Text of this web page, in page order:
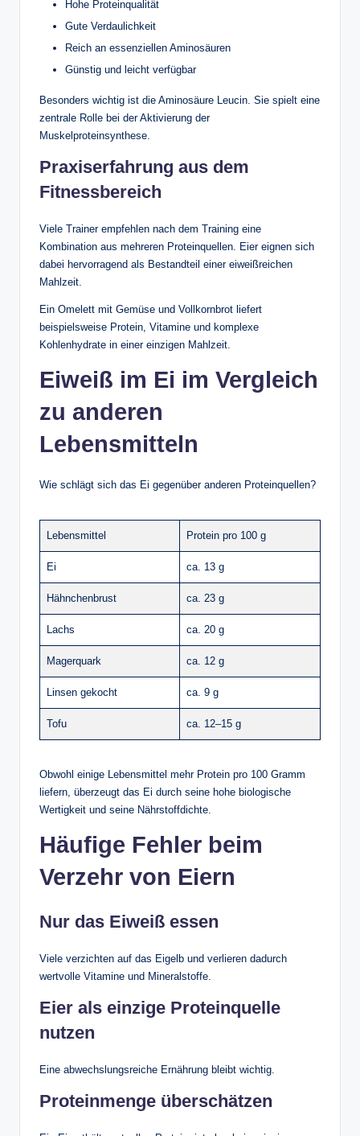
Hohe Proteinqualität
Gute Verdaulichkeit
Reich an essenziellen Aminosäuren
Günstig und leicht verfügbar
Besonders wichtig ist die Aminosäure Leucin. Sie spielt eine
zentrale Rolle bei der Aktivierung der
Muskelproteinsynthese.
Praxiserfahrung aus dem
Fitnessbereich
Viele Trainer empfehlen nach dem Training eine
Kombination aus mehreren Proteinquellen. Eier eignen sich
dabei hervorragend als Bestandteil einer eiweißreichen
Mahlzeit.
Ein Omelett mit Gemüse und Vollkornbrot liefert
beispielsweise Protein, Vitamine und komplexe
Kohlenhydrate in einer einzigen Mahlzeit.
Eiweiß im Ei im Vergleich
zu anderen
Lebensmitteln
Wie schlägt sich das Ei gegenüber anderen Proteinquellen?
Lebensmittel Protein pro 100 g
Ei ca. 13 g
Hähnchenbrust ca. 23 g
Lachs ca. 20 g
Magerquark ca. 12 g
Linsen gekocht ca. 9 g
Tofu ca. 12–15 g
Obwohl einige Lebensmittel mehr Protein pro 100 Gramm
liefern, überzeugt das Ei durch seine hohe biologische
Wertigkeit und seine Nährstoffdichte.
Häufige Fehler beim
Verzehr von Eiern
Nur das Eiweiß essen
Viele verzichten auf das Eigelb und verlieren dadurch
wertvolle Vitamine und Mineralstoffe.
Eier als einzige Proteinquelle
nutzen
Eine abwechslungsreiche Ernährung bleibt wichtig.
Proteinmenge überschätzen